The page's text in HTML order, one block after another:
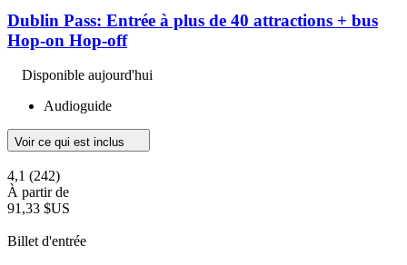
Dublin Pass: Entrée à plus de 40 attractions + bus
Hop-on Hop-off
Disponible aujourd'hui
Audioguide
Voir ce qui est inclus
4,1 (242)
À partir de
91,33 $US
Billet d'entrée